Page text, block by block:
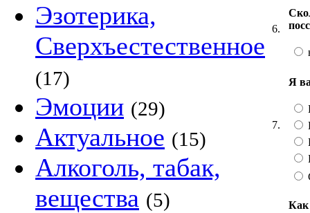
Эзотерика,
Сверхъестественное
(17)
Эмоции (29)
Актуальное (15)
Алкоголь, табак,
вещества (5)
6.
7.
Я
Как